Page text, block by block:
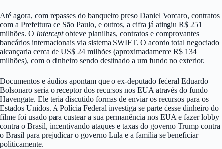
Até agora, com repasses do banqueiro preso Daniel Vorcaro, contratos
com a Prefeitura de São Paulo, e outros, a cifra já atingiu R$ 251
milhões. O Interceptobteve planilhas, contratos e comprovantes
bancários internacionais via sistema SWIFT. O acordo total negociado
alcançaria cerca de US$ 24 milhões (aproximadamente R$ 134
milhões), com o dinheiro sendo destinado a um fundo no exterior.
Documentos e áudios apontam que o ex-deputado federal Eduardo
Bolsonaro seria o receptor dos recursos nos EUA através do fundo
Havengate. Ele teria discutido formas de enviar os recursos para os
Estados Unidos. A Polícia Federal investiga se parte desse dinheiro do
filme foi usado para custear a sua permanência nos EUA e fazer lobby
contra o Brasil, incentivando ataques e taxas do governo Trump contra
o Brasil para prejudicar o governo Lula e a família se beneficiar
politicamente.